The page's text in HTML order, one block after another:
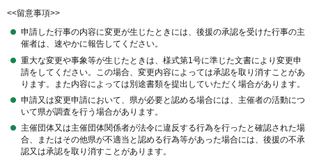
<<留意事項>>
申請した行事の内容に変更が生じたときには、後援の承認を受けた行事の主
催者は、速やかに報告してください。
重大な変更や事象等が生じたときは、様式第1号に準じた文書により変更申
請をしてください。この場合、変更内容によっては承認を取り消すことがあ
ります。また内容によっては別途書類を提出していただく場合があります。
申請又は変更申請において、県が必要と認める場合には、主催者の活動につ
いて県が調査を行う場合があります。
主催団体又は主催団体関係者が法令に違反する行為を行ったと確認された場
合、またはその他県が不適当と認める行為等があった場合には、後援の不承
認又は承認を取り消すことがあります。